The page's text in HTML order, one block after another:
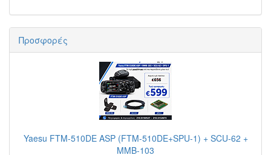
Προσφορές
Yaesu FTM-510DE ASP (FTM-510DE+SPU-1) + SCU-62 +
MMB-103